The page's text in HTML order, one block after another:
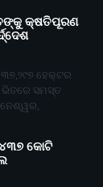
କ୍ଷତିପୂରଣ
ହେକ୍ଟର
ସମସ୍ତ
କୋଟି